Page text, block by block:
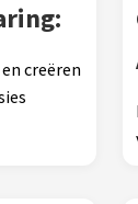
creëren